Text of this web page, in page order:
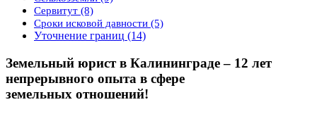
Сервитут (8)
Сроки исковой давности (5)
Уточнение границ (14)
Земельный юрист в Калининграде – 12 лет
непрерывного опыта в сфере
земельных отношений!